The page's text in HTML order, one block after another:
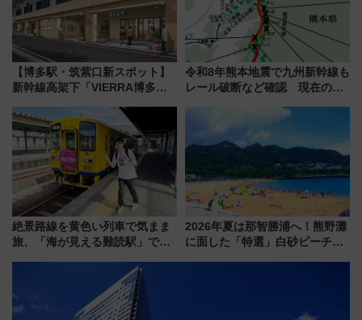
【博多駅・筑紫口新スポット】
新幹線高架下「VIERRA博多テ
など注目の全6店舗 「博多活憩
通り」も一新
令和8年熊本地震で九州新幹線も
レール破断など確認 現在の運
絶景路線を黄色い列車で気まま
旅、「海が見える難読駅」で幸
「新・鉄道ひとり旅」279回目
の舞台は「島原鉄道」
2026年夏は那智勝浦へ！熊野灘
に面した「特選」白砂ビーチは